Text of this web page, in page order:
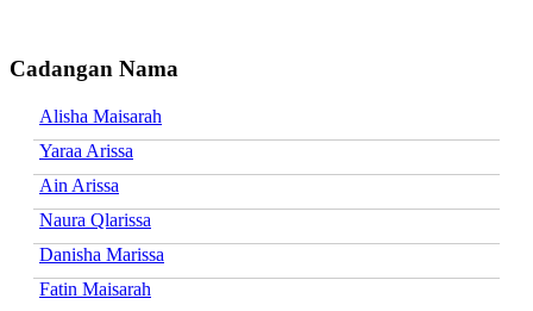
Cadangan Nama
Alisha Maisarah
Yaraa Arissa
Ain Arissa
Naura Qlarissa
Danisha Marissa
Fatin Maisarah